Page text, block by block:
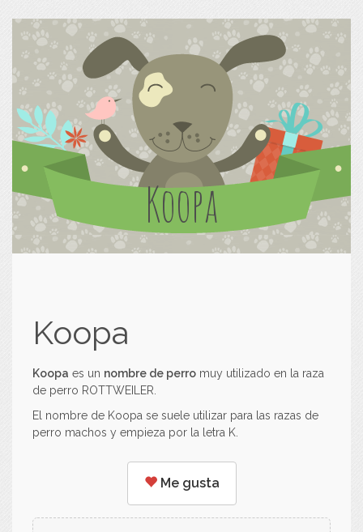
Koopa
Koopa
Koopa es un nombre de perro muy utilizado en la raza
de perro ROTTWEILER.
El nombre de Koopa se suele utilizar para las razas de
perro machos y empieza por la letra K.
Me gusta